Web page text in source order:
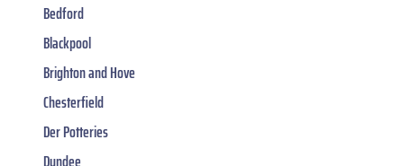
Bedford
Blackpool
Brighton and Hove
Chesterfield
Der Potteries